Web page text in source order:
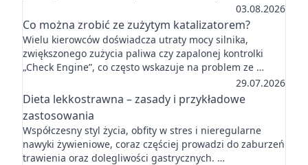
03.08.2026
Co można zrobić ze zużytym katalizatorem?
Wielu kierowców doświadcza utraty mocy silnika,
zwiększonego zużycia paliwa czy zapalonej kontrolki
„Check Engine”, co często wskazuje na problem ze …
29.07.2026
Dieta lekkostrawna – zasady i przykładowe
zastosowania
Współczesny styl życia, obfity w stres i nieregularne
nawyki żywieniowe, coraz częściej prowadzi do zaburzeń
trawienia oraz dolegliwości gastrycznych. …